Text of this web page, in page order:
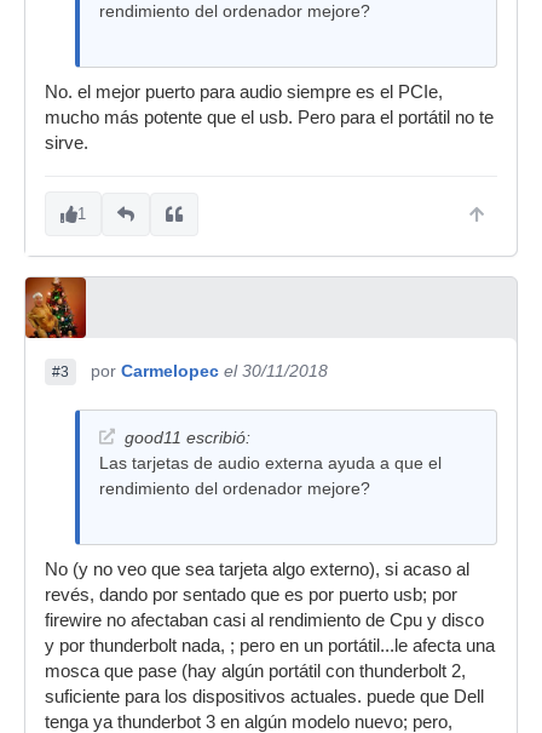
rendimiento del ordenador mejore?
No. el mejor puerto para audio siempre es el PCIe,
mucho más potente que el usb. Pero para el portátil no te
sirve.
1
#3 por Carmelopec el 30/11/2018
good11 escribió:
Las tarjetas de audio externa ayuda a que el
rendimiento del ordenador mejore?
No (y no veo que sea tarjeta algo externo), si acaso al
revés, dando por sentado que es por puerto usb; por
firewire no afectaban casi al rendimiento de Cpu y disco
y por thunderbolt nada, ; pero en un portátil...le afecta una
mosca que pase (hay algún portátil con thunderbolt 2,
suficiente para los dispositivos actuales. puede que Dell
tenga ya thunderbot 3 en algún modelo nuevo; pero,